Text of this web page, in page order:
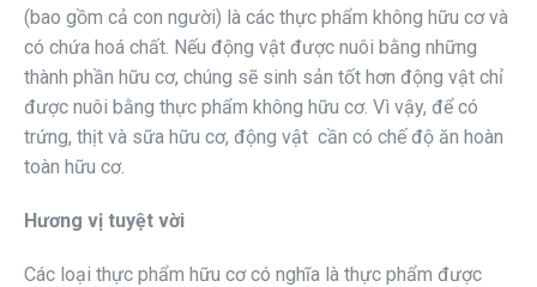
(bao gồm cả con người) là các thực phẩm không hữu cơ và
có chứa hoá chất. Nếu động vật được nuôi bằng những
thành phần hữu cơ, chúng sẽ sinh sản tốt hơn động vật chỉ
được nuôi bằng thực phẩm không hữu cơ. Vì vậy, để có
trứng, thịt và sữa hữu cơ, động vật cần có chế độ ăn hoàn
toàn hữu cơ.
Hương vị tuyệt vời
Các loại thực phẩm hữu cơ có nghĩa là thực phẩm được